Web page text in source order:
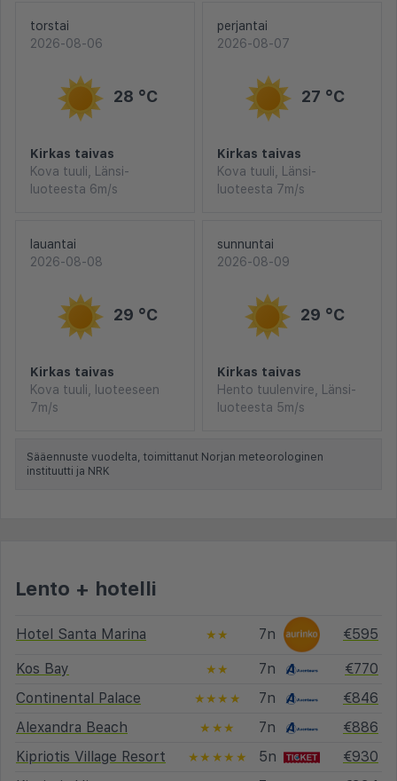
torstai
2026-08-06
28 °C
Kirkas taivas
Kova tuuli, Länsi-
luoteesta 6m/s
perjantai
2026-08-07
27 °C
Kirkas taivas
Kova tuuli, Länsi-
luoteesta 7m/s
lauantai
2026-08-08
29 °C
Kirkas taivas
Kova tuuli, luoteeseen
7m/s
sunnuntai
2026-08-09
29 °C
Kirkas taivas
Hento tuulenvire, Länsi-
luoteesta 5m/s
Sääennuste vuodelta, toimittanut Norjan meteorologinen
instituutti ja NRK
Lento + hotelli
Hotel Santa Marina ★★ 7n €595
Kos Bay ★★ 7n
€770
Continental Palace
★★★★ 7n
€846
Alexandra Beach
★★★ 7n
€886
Kipriotis Village Resort
★★★★★ 5n
€930